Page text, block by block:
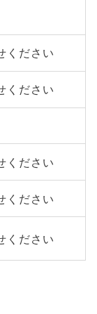
ください
ください
ください
ください
ください